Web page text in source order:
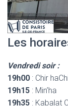
Les
Vendredi soir :
19h00 : Chir
19h15 : Min’ha
19h35 : Kabalat